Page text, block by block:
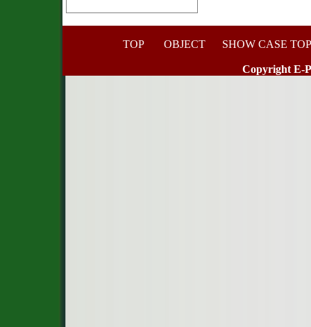
TOP OBJECT SHOW CASE TOP
Copyright E-